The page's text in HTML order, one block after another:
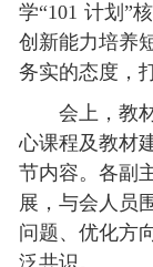
学“101 计划”
创新能力培养
务实的态度，
会上，教
心课程及教材
节内容。各副
展，与会人员
问题、优化方